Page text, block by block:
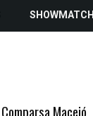
SHOWMATCH
Comparsa Maceió